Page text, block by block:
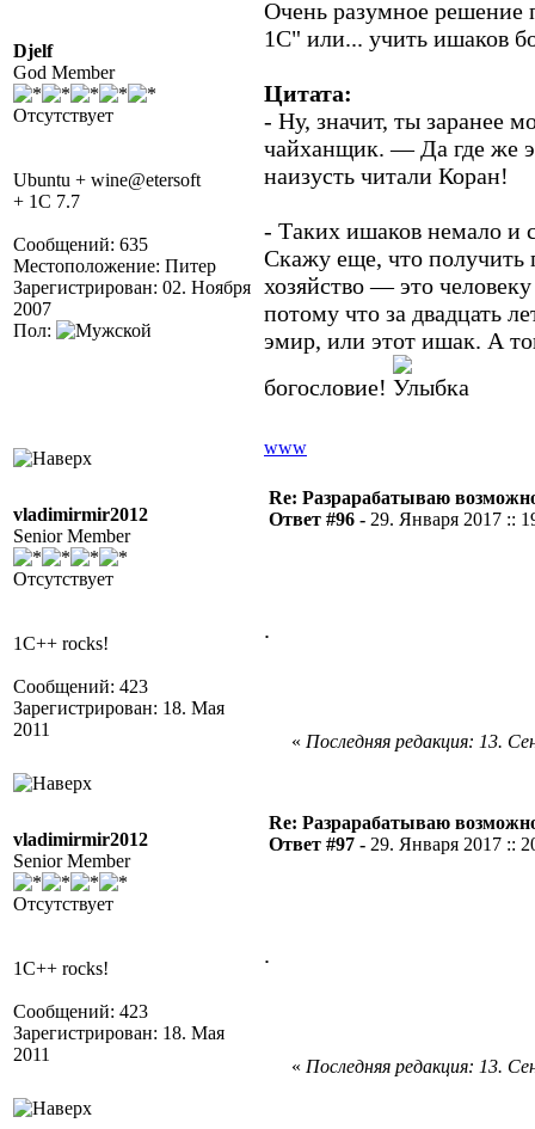
Djelf
God Member
Отсутствует
Ubuntu + wine@etersoft
+ 1C 7.7
Сообщений: 635
Местоположение: Питер
Зарегистрирован: 02. Ноября
2007
Пол:
Очень разумное решение
1С" или... учить ишаков
Цитата:
- Ну, значит, ты заранее
чайханщик. — Да где же
наизусть читали Коран!
- Таких ишаков немало и
Скажу еще, что получить
хозяйство — это
потому что за двадцать
эмир, или этот ишак. А
богословие!
www
vladimirmir2012
Senior Member
Отсутствует
1C++ rocks!
Сообщений: 423
Зарегистрирован: 18. Мая
2011
Re: Разрарабатываю
Ответ #96 - 29. Января 2017 ::
.
« Последняя редакция: 13.
vladimirmir2012
Senior Member
Отсутствует
1C++ rocks!
Сообщений: 423
Зарегистрирован: 18. Мая
2011
Re: Разрарабатываю
Ответ #97 - 29. Января 2017 ::
.
« Последняя редакция: 13.